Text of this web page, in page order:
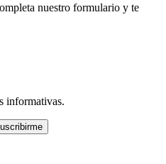
nuestro formulario y te
informativas.